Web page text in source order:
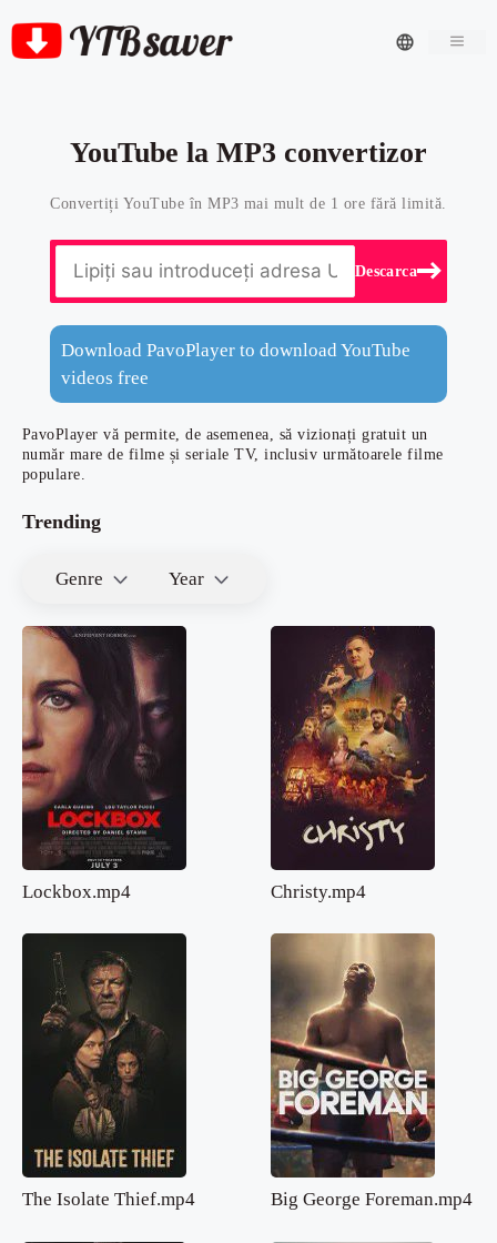
YouTube la MP3 convertizor
Convertiți YouTube în MP3 mai mult de 1 ore fără limită.
Descarca
Download PavoPlayer to download YouTube
videos free
PavoPlayer vă permite, de asemenea, să vizionați gratuit un
număr mare de filme și seriale TV, inclusiv următoarele filme
populare.
Trending
Genre Year
Lockbox.mp4 Christy.mp4
The Isolate Thief.mp4 Big George Foreman.mp4